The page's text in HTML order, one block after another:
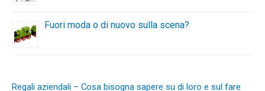
Fuori moda o di nuovo sulla scena?
Regali aziendali – Cosa bisogna sapere su di loro e sul fare